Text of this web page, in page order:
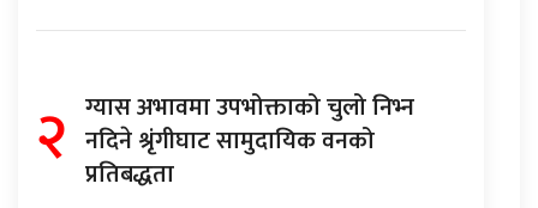
२ ग्यास अभावमा उपभोक्ताको चुलो निभ्न
नदिने श्रृंगीघाट सामुदायिक वनको
प्रतिबद्धता